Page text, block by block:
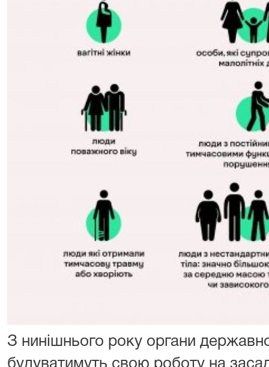
З нинішнього року органи
будуватимуть свою роботу на